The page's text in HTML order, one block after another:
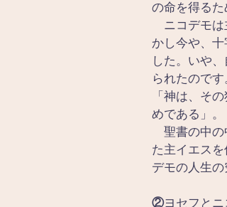
の命を得るた
ニコデモは
かし今や、
した。いや
られたのです
「神は、そ
めである」。
聖書の中の
た主イエス
デモの人生
②ヨセフと